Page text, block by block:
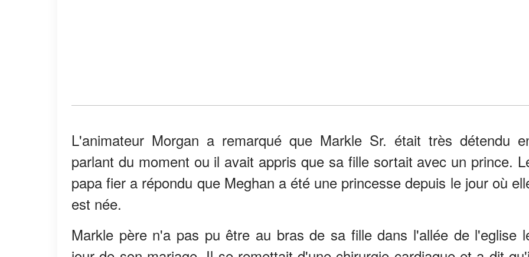
L'animateur Morgan a remarqué que Markle Sr. était très détendu
parlant du moment ou il avait appris que sa fille sortait avec un prince.
papa fier a répondu que Meghan a été une princesse depuis le jour où
est née.
Markle père n'a pas pu être au bras de sa fille dans l'allée de l'eglise